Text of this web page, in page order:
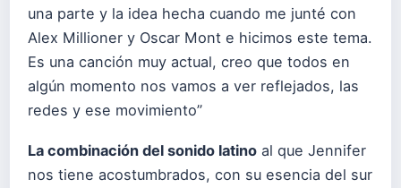
una parte y la idea hecha cuando me junté con
Alex Millioner y Oscar Mont e hicimos este tema.
Es una canción muy actual, creo que todos en
algún momento nos vamos a ver reflejados, las
redes y ese movimiento”
La combinación del sonido latino al que Jennifer
nos tiene acostumbrados, con su esencia del sur